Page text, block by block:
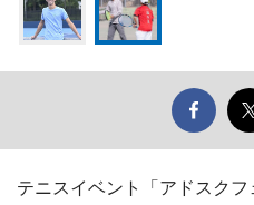
テニスイベント「アドスク